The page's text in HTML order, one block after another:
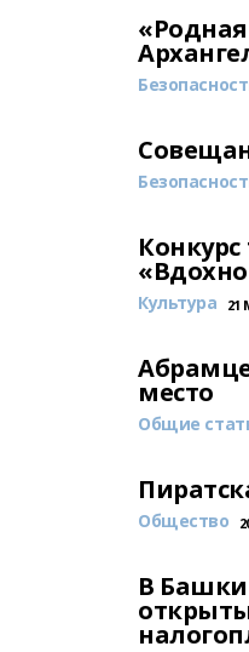
Конкурс
Культура 21
место
Общие
Общество
В